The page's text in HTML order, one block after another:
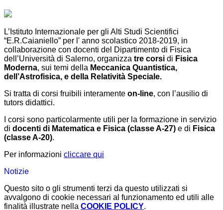
L’Istituto Internazionale per gli Alti Studi Scientifici
“E.R.Caianiello” per l' anno scolastico 2018-2019, in
collaborazione con docenti del Dipartimento di Fisica
dell’Università di Salerno, organizza tre corsi di Fisica
Moderna, sui temi della Meccanica Quantistica,
dell’Astrofisica, e della Relatività Speciale.
Si tratta di corsi fruibili interamente on-line, con l’ausilio di
tutors didattici.
I corsi sono particolarmente utili per la formazione in servizio
di docenti di Matematica e Fisica (classe A-27) e di Fisica
(classe A-20).
Per informazioni cliccare qui
Notizie
Questo sito o gli strumenti terzi da questo utilizzati si
avvalgono di cookie necessari al funzionamento ed utili alle
finalità illustrate nella COOKIE POLICY.